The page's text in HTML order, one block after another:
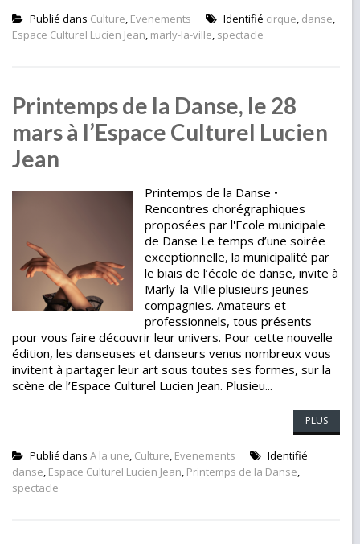
Publié dans Culture, Evenements Identifié cirque, danse,
Espace Culturel Lucien Jean, marly-la-ville, spectacle
Printemps de la Danse, le 28
mars à l’Espace Culturel Lucien
Jean
Printemps de la Danse •
Rencontres chorégraphiques
proposées par l'Ecole municipale
de Danse Le temps d’une soirée
exceptionnelle, la municipalité par
le biais de l’école de danse, invite à
Marly-la-Ville plusieurs jeunes
compagnies. Amateurs et
professionnels, tous présents
pour vous faire découvrir leur univers. Pour cette nouvelle
édition, les danseuses et danseurs venus nombreux vous
invitent à partager leur art sous toutes ses formes, sur la
scène de l’Espace Culturel Lucien Jean. Plusieu...
PLUS
Publié dans A la une, Culture, Evenements
Identifié
danse, Espace Culturel Lucien Jean, Printemps de la Danse,
spectacle